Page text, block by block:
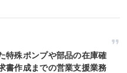
特殊ポンプや部品の在庫確
書作成までの営業支援業務